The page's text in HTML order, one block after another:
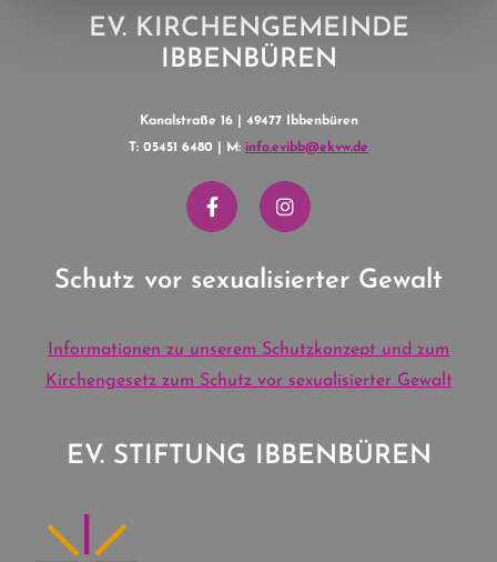
EV. KIRCHENGEMEINDE
IBBENBÜREN
Kanalstraße 16 | 49477 Ibbenbüren
T: 05451 6480 | M: info.evibb@ekvw.de
Schutz vor sexualisierter Gewalt
Informationen zu unserem Schutzkonzept und zum
Kirchengesetz zum Schutz vor sexualisierter Gewalt
EV. STIFTUNG IBBENBÜREN